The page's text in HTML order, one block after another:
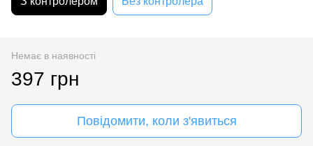
Немає в наявності
397 грн
Повідомити, коли з'явиться